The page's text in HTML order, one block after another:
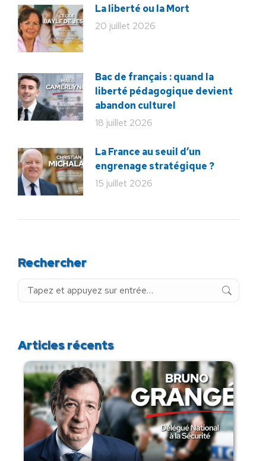
La liberté ou la Mort
20 juillet 2026
Bac de français : quand la
liberté pédagogique devient
abandon culturel
18 juillet 2026
La France au seuil d’un
engrenage stratégique ?
15 juillet 2026
Rechercher
Recherche
Articles récents